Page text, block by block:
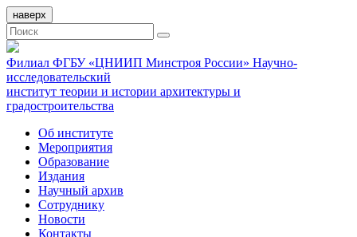
наверх
Филиал ФГБУ «ЦНИИП Минстроя России» Научно-
исследовательский
институт теории и истории архитектуры и
градостроительства
Об институте
Мероприятия
Образование
Издания
Научный архив
Сотруднику
Новости
Контакты